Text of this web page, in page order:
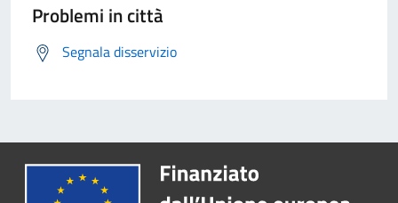
Problemi in città
Segnala disservizio